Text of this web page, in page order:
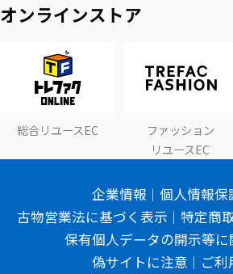
オンラインストア
総合リユースEC
ファッション
リユースEC
企業情報
個人情報保
古物営業法に基づく表示
特定商
保有個人データの開示等
偽サイトに注意
ご利